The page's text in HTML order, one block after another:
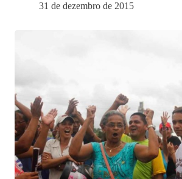
31 de dezembro de 2015